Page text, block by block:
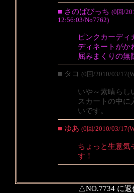
■ さのばびっち (0回/
12:56:03/No7762)
ピンクカーディ
ディネートがか
屈みまくりの無
■ タコ (0回/2010/03/
いや～素晴らし
スカートの中に
いです。
■ ゆあ (0回/2010/03/
ちょっと生意気
す！
△NO.7734 に